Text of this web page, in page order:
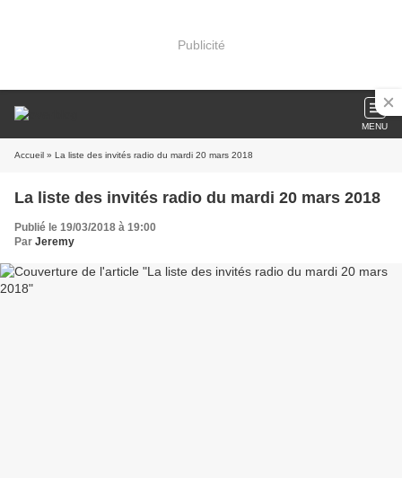
Publicité
MENU
Accueil » La liste des invités radio du mardi 20 mars 2018
La liste des invités radio du mardi 20 mars 2018
Publié le 19/03/2018 à 19:00
Par Jeremy